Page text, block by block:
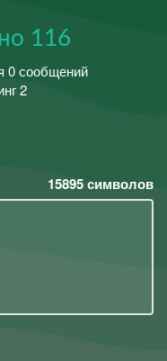
116
0 сообщений
2
15895символов